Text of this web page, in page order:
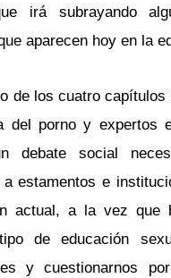
irá subrayando
aparecen hoy en la
de los cuatro
del porno y expertos
debate social
a estamentos e
actual, a la vez que
de educación
y cuestionarnos